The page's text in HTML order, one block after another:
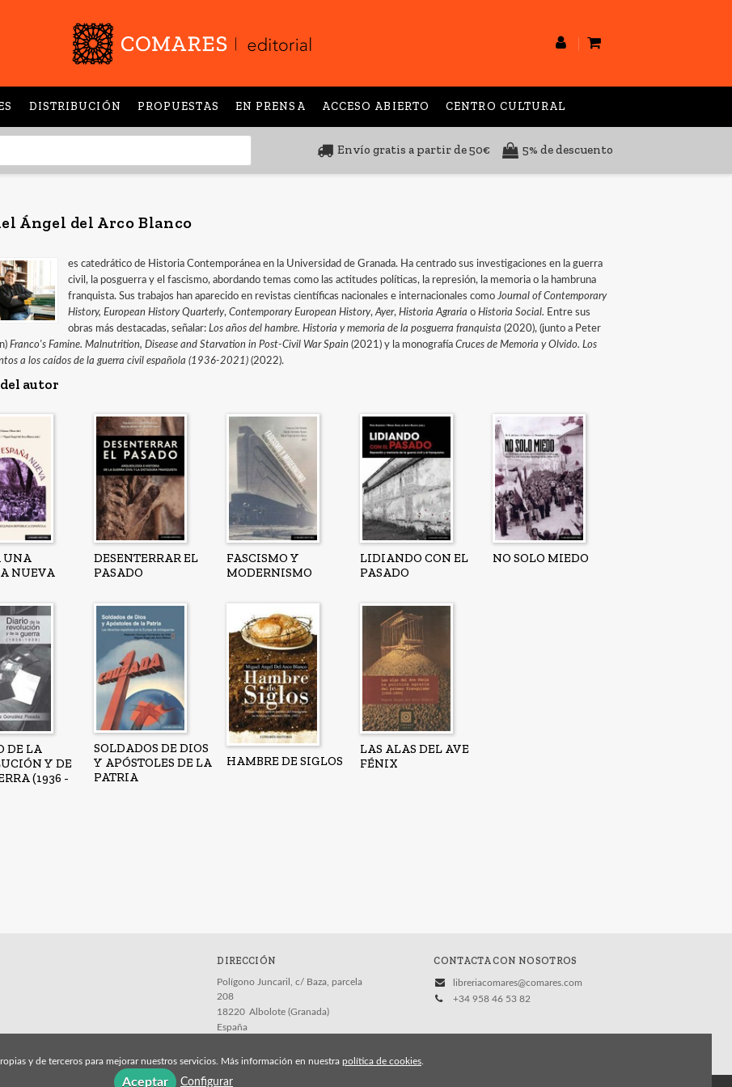
DISTRIBUCIÓN PROPUESTAS EN PRENSA ACCESO ABIERTO CENTRO CULTURAL
Envío gratis a partir de 50€ 5% de descuento
Ángel del Arco Blanco
es catedrático de Historia Contemporánea en la Universidad de Granada. Ha centrado sus investigaciones en la guerra
civil, la posguerra y el fascismo, abordando temas como las actitudes políticas, la represión, la memoria o la hambruna
franquista. Sus trabajos han aparecido en revistas científicas nacionales e internacionales como Journal of Contemporary
History, European History Quarterly,Contemporary European History,Ayer,Historia Agraria oHistoria Social. Entre sus
obras más destacadas, señalar:Los años del hambre. Historia y memoria de la posguerra franquista(2020), (junto a Peter
Franco's Famine. Malnutrition, Disease and Starvation in Post-Civil War Spain (2021) y la monografía Cruces de Memoria y Olvido. Los
a los caídos de la guerra civil española (1936-2021) (2022).
autor
UNA
NUEVA
DESENTERRAR EL
PASADO
FASCISMO Y
MODERNISMO
LIDIANDO CON EL
PASADO
NO SOLO MIEDO
DE LA
Y DE
(1936 -
SOLDADOS DE DIOS
Y APÓSTOLES DE LA
PATRIA
HAMBRE DE SIGLOS
LAS ALAS DEL AVE
FÉNIX
DIRECCIÓN
Polígono Juncaril, c/ Baza, parcela
208
18220 Albolote (Granada)
España
CONTACTA CON NOSOTROS
libreriacomares@comares.com
+34 958 46 53 82
y de terceros para mejorar nuestros servicios. Más información en nuestra política de cookies
Aceptar Configurar